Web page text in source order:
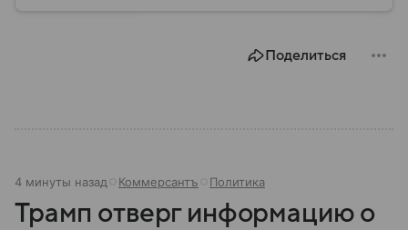
Поделиться
4 минуты назад Коммерсантъ Политика
Трамп отверг информацию о